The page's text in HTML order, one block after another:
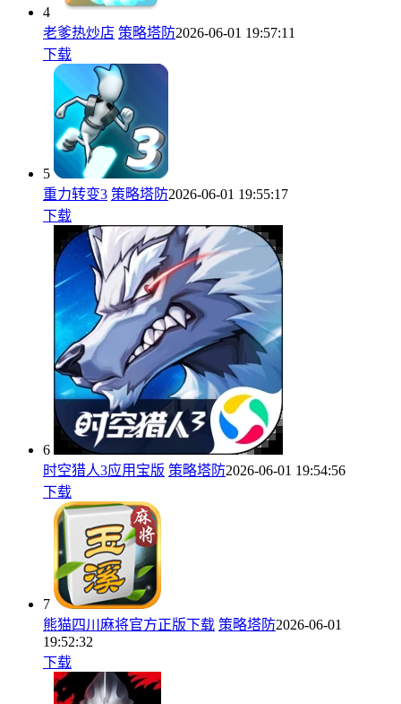
4
老爹热炒店 策略塔防2026-06-01 19:57:11
下载
5
重力转变3 策略塔防2026-06-01 19:55:17
下载
6
时空猎人3应用宝版 策略塔防2026-06-01 19:54:56
下载
7
熊猫四川麻将官方正版下载 策略塔防2026-06-01
19:52:32
下载